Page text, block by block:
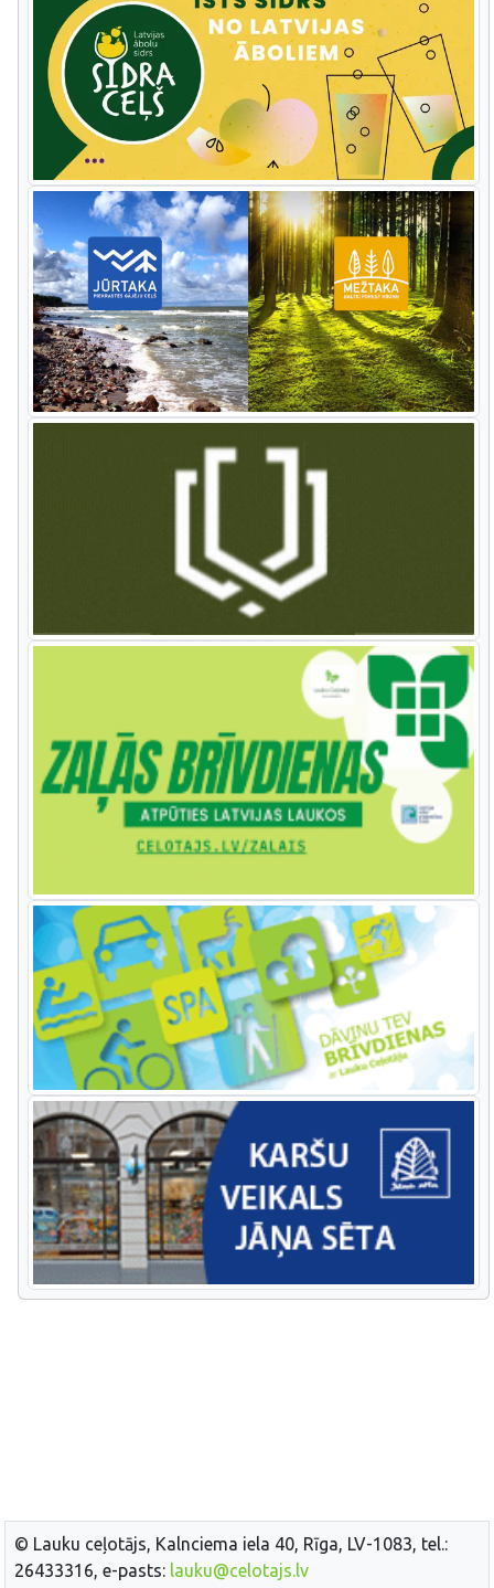
© Lauku ceļotājs, Kalnciema iela 40, Rīga, LV-1083, tel.:
26433316, e-pasts: lauku@celotajs.lv